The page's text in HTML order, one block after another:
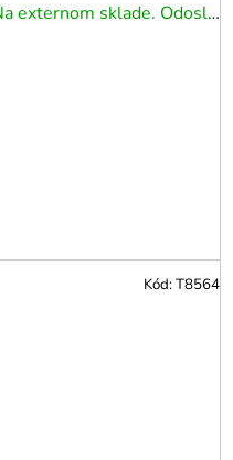
Na externom sklade. Odoslanie 3 - 5 prac. dní.
Kód:T8564